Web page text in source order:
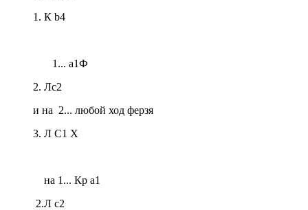
1. К b4
1... a1Ф
2. Лс2
и на 2... любой ход ферзя
3. Л C1 X
на 1... Кр a1
2.Л с2